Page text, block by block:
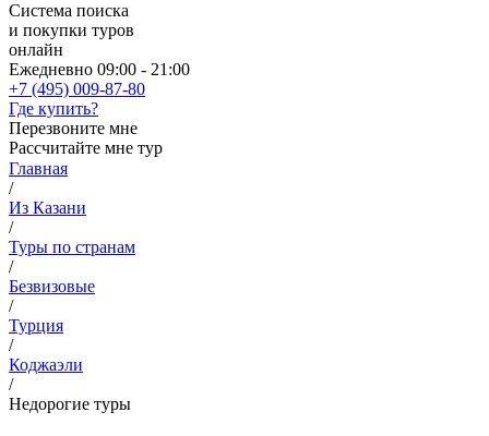
Система поиска
и покупки туров
онлайн
Ежедневно 09:00 - 21:00
+7 (495) 009-87-80
Где купить?
Перезвоните мне
Рассчитайте мне тур
Главная
/
Из Казани
/
Туры по странам
/
Безвизовые
/
Турция
/
Коджаэли
/
Недорогие туры